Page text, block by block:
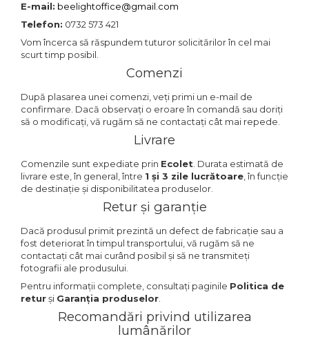
E-mail: beelightoffice@gmail.com
Telefon: 0732 573 421
Vom încerca să răspundem tuturor solicitărilor în cel mai
scurt timp posibil.
Comenzi
După plasarea unei comenzi, veți primi un e-mail de
confirmare. Dacă observați o eroare în comandă sau doriți
să o modificați, vă rugăm să ne contactați cât mai repede.
Livrare
Comenzile sunt expediate prin Ecolet . Durata estimată de
livrare este, în general, între 1 și 3 zile lucrătoare , în funcție
de destinație și disponibilitatea produselor.
Retur și garanție
Dacă produsul primit prezintă un defect de fabricație sau a
fost deteriorat în timpul transportului, vă rugăm să ne
contactați cât mai curând posibil și să ne transmiteți
fotografii ale produsului.
Pentru informații complete, consultați paginile Politica de
returși Garanția produselor
Recomandări privind utilizarea
lumânărilor